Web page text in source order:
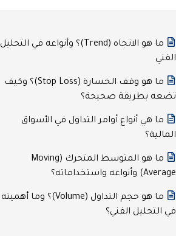
ما هو الاتجاه (Trend)؟ وأنواعه في التحليل
الفني
ما هو وقف الخسارة (Stop Loss)؟ وكيف
تضعه بطريقة صحيحة؟
ما هي أنواع أوامر التداول في الأسواق
المالية؟
ما هو المتوسط المتحرك (Moving
Average) وأنواعه واستخداماته؟
ما هو حجم التداول (Volume)؟ وما أهميته
في التحليل الفني؟